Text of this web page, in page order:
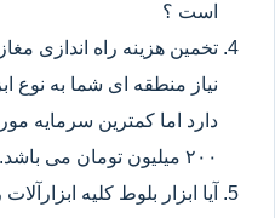
است ؟
تخمین هزینه راه اندازی
نیاز منطقه ای شما به نوع
دارد اما کمترین سرمایه
۲۰۰ میلیون تومان می باشد.
آیا ابزار بلوط کلیه